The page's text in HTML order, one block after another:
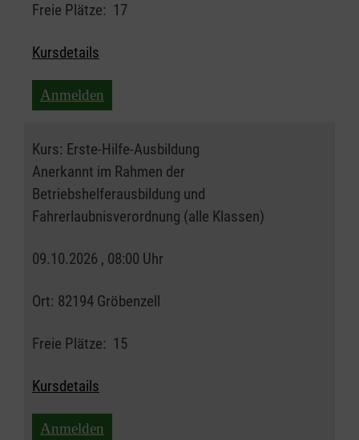
Freie Plätze: 17
Kursdetails
Anmelden
Kurs: Erste-Hilfe-Ausbildung
Anerkannt im Rahmen der
Betriebshelferausbildung und
Fahrerlaubnisverordnung (alle Klassen)
09.10.2026 , 08:00 Uhr
Ort: 82194 Gröbenzell
Freie Plätze: 15
Kursdetails
Anmelden